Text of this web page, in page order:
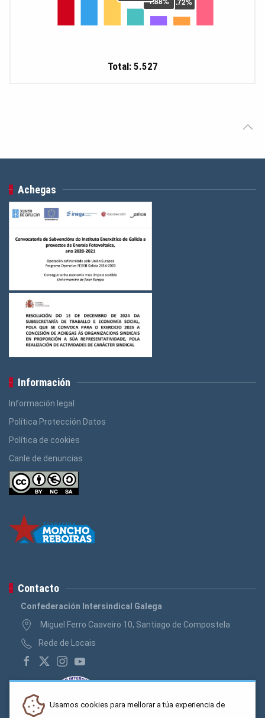
Total: 5.527
Achegas
Información
Información legal
Política Protección Datos
Política de cookies
Canle de denuncias
Contacto
Confederación Intersindical Galega
Miguel Ferro Caaveiro 10, Santiago de Compostela
Rede de Locais
Usamos cookies para mellorar a túa experiencia de